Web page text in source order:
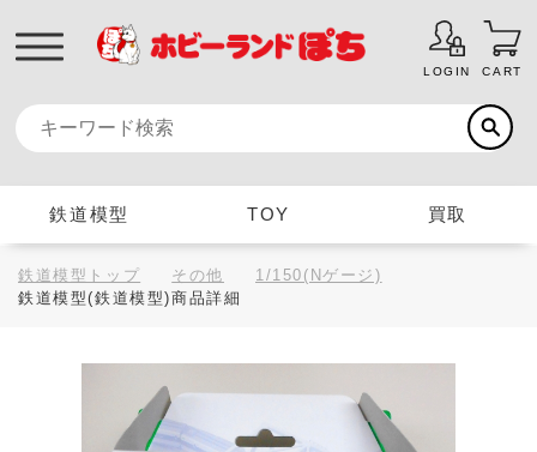
LOGIN CART
鉄道模型 TOY 買取
鉄道模型トップ その他
1/150(Nゲージ)
鉄道模型(鉄道模型)商品詳細